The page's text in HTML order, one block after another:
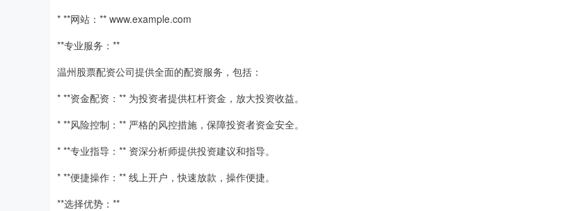
* **网站：** www.example.com
**专业服务：**
温州股票配资公司提供全面的配资服务，包括：
* **资金配资：** 为投资者提供杠杆资金，放大投资收益。
* **风险控制：** 严格的风控措施，保障投资者资金安全。
* **专业指导：** 资深分析师提供投资建议和指导。
* **便捷操作：** 线上开户，快速放款，操作便捷。
**选择优势：**